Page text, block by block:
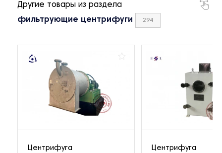
Другие товары из раздела
фильтрующие центрифуги 294
Центрифуга
Центрифуга